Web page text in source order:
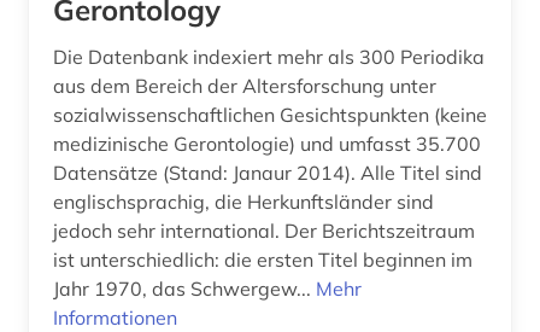
bildungsforschung (8)
bildungsinstitutionen (1)
bildungspolitik (1)
bildungssystem (1)
bildungswesen (1)
biodiversität (1)
Gerontology
Die Datenbank indexiert mehr als 300 Periodika
aus dem Bereich der Altersforschung unter
sozialwissenschaftlichen Gesichtspunkten (keine
medizinische Gerontologie) und umfasst 35.700
Datensätze (Stand: Janaur 2014). Alle Titel sind
englischsprachig, die Herkunftsländer sind
jedoch sehr international. Der Berichtszeitraum
ist unterschiedlich: die ersten Titel beginnen im
Jahr 1970, das Schwergew... Mehr
Informationen